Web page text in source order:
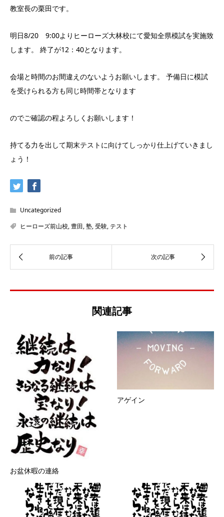
教室長の栗田です。
明日8/20 9:00よりヒーローズ大林校にて愛知全県模試を実施致
します。 終了が12：40となります。
会場と時間のお間違えのないようお願いします。 予備日に模試
を受けられる方も同じ時間帯となります
のでご確認の程よろしくお願いします！
持てる力を出して期末テストに向けてしっかり仕上げていきまし
ょう！
Uncategorized
ヒーローズ前山校, 豊田,塾,受験,テスト
関連記事
お盆休暇の連絡
アゲイン